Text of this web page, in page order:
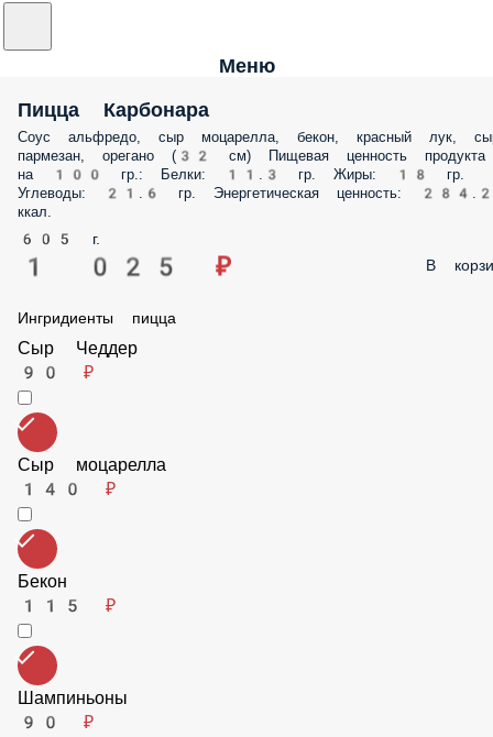
Меню
Пицца Карбонара
Соус альфредо, сыр моцарелла, бекон, красный лук, сыр пармезан,
орегано (32 см) Пищевая ценность продукта на 100 гр.: Белки: 11.3
Жиры: 18 гр. Углеводы: 21.6 гр. Энергетическая ценность: 284.2 ккал.
605 г.
1 025 ₽
Ингридиенты пицца
Сыр Чеддер
90 ₽
Сыр моцарелла
140 ₽
Бекон